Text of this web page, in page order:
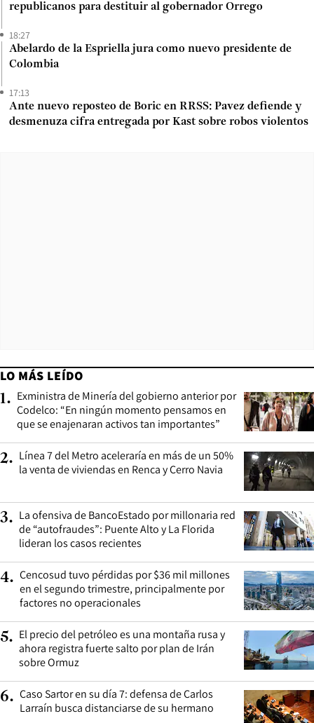
republicanos para destituir al gobernador Orrego
18:27
Abelardo de la Espriella jura como nuevo presidente de
Colombia
17:13
Ante nuevo reposteo de Boric en RRSS: Pavez defiende y
desmenuza cifra entregada por Kast sobre robos violentos
LO MÁS LEÍDO
1. Exministra de Minería del gobierno anterior por
Codelco: “En ningún momento pensamos en
que se enajenaran activos tan importantes”
2. Línea 7 del Metro aceleraría en más de un 50%
la venta de viviendas en Renca y Cerro Navia
3. La ofensiva de BancoEstado por millonaria red
de “autofraudes”: Puente Alto y La Florida
lideran los casos recientes
4. Cencosud tuvo pérdidas por $36 mil millones
en el segundo trimestre, principalmente por
factores no operacionales
5. El precio del petróleo es una montaña rusa y
ahora registra fuerte salto por plan de Irán
sobre Ormuz
6. Caso Sartor en su día 7: defensa de Carlos
Larraín busca distanciarse de su hermano